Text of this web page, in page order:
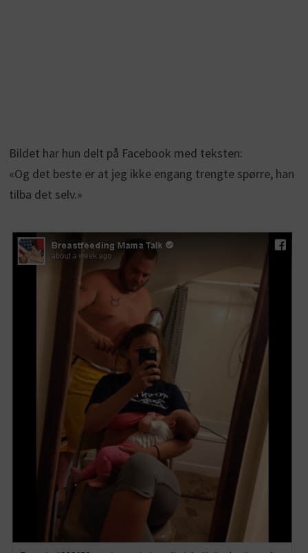
Bildet har hun delt på Facebook med teksten:
«Og det beste er at jeg ikke engang trengte spørre, han
tilba det selv.»